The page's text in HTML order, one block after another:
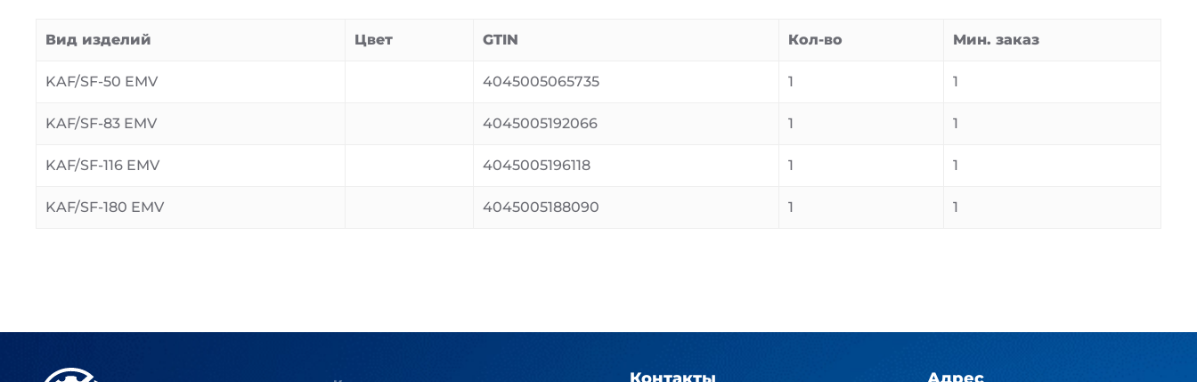
Вид изделий Цвет GTIN Кол-во Мин. заказ
KAF/SF-50 EMV 4045005065735 1 1
KAF/SF-83 EMV 4045005192066 1 1
KAF/SF-116 EMV 4045005196118 1 1
KAF/SF-180 EMV 4045005188090 1 1